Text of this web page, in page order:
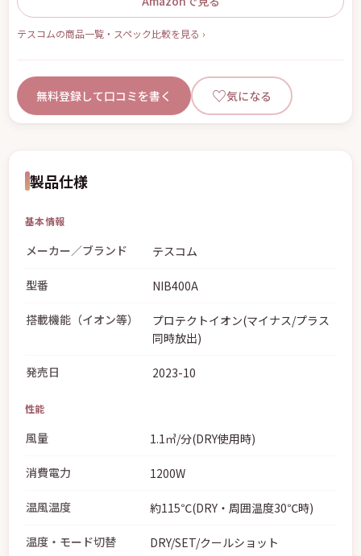
テスコムの商品一覧・スペック比較を見る ›
無料登録して口コミを書く ♡気になる
製品仕様
基本情報
メーカー／ブランド テスコム
型番 NIB400A
搭載機能（イオン等）
プロテクトイオン(マイナス/プラス
同時放出)
発売日 2023-10
性能
風量 1.1㎥/分(DRY使用時)
消費電力 1200W
温風温度 約115℃(DRY・周囲温度30℃時)
温度・モード切替 DRY/SET/クールショット